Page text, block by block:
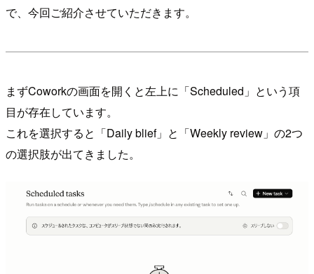
で、今回ご紹介させていただきます。
まずCoworkの画面を開くと左上に「Scheduled」という項
目が存在しています。
これを選択すると「Daily blief」と「Weekly review」の2つ
の選択肢が出てきました。